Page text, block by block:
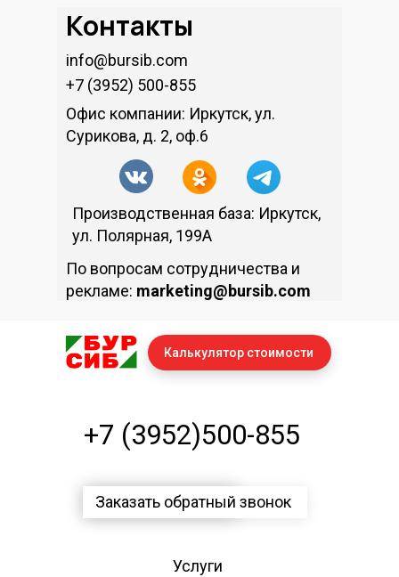
Контакты
+7 (3952) 500-855
Офис компании: Иркутск, ул.
Сурикова, д. 2, оф.6
info@bursib.com
По вопросам сотрудничества и
рекламе: marketing@bursib.com
Производственная база: Иркутск,
ул. Полярная, 199А
+7 (3952)500-855
Заказать обратный звонок
Услуги
Калькулятор стоимости